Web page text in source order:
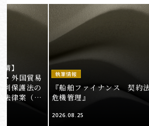
】
外国貿易
利保護法の
法律案（そ
執筆情報
『船舶ファイナンス 契約
危機管理』
2026.08.25